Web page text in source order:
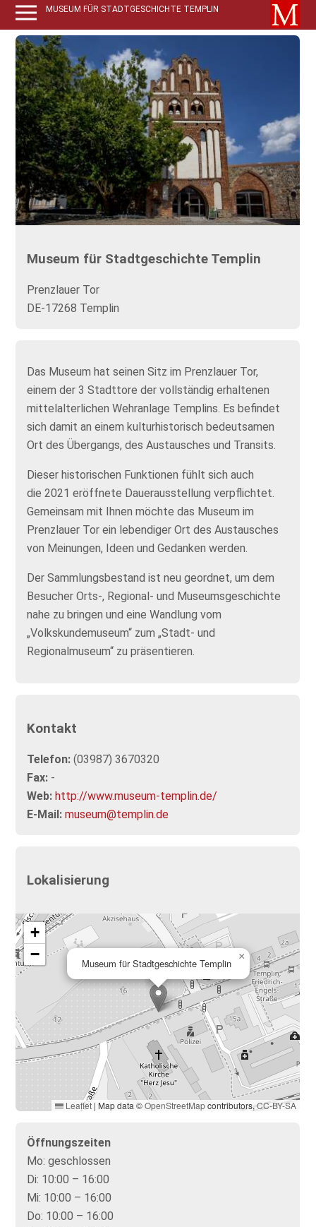
MUSEUM FÜR STADTGESCHICHTE TEMPLIN
Museum für Stadtgeschichte Templin
Prenzlauer Tor
DE-17268 Templin
Das Museum hat seinen Sitz im Prenzlauer Tor,
einem der 3 Stadttore der vollständig erhaltenen
mittelalterlichen Wehranlage Templins. Es befindet
sich damit an einem kulturhistorisch bedeutsamen
Ort des Übergangs, des Austausches und Transits.
Dieser historischen Funktionen fühlt sich auch
die 2021 eröffnete Dauerausstellung verpflichtet.
Gemeinsam mit Ihnen möchte das Museum im
Prenzlauer Tor ein lebendiger Ort des Austausches
von Meinungen, Ideen und Gedanken werden.
Der Sammlungsbestand ist neu geordnet, um dem
Besucher Orts-, Regional- und Museumsgeschichte
nahe zu bringen und eine Wandlung vom
„Volkskundemuseum“ zum „Stadt- und
Regionalmuseum“ zu präsentieren.
Kontakt
Telefon: (03987) 3670320
Fax: -
Web: http://www.museum-templin.de/
E-Mail: museum@templin.de
Lokalisierung
Museum für Stadtgeschichte Templin
×
+
−
Leaflet | Map data ©OpenStreetMapcontributors,CC-BY-SA
Öffnungszeiten
Mo: geschlossen
Di: 10:00 – 16:00
Mi: 10:00 – 16:00
Do: 10:00 – 16:00